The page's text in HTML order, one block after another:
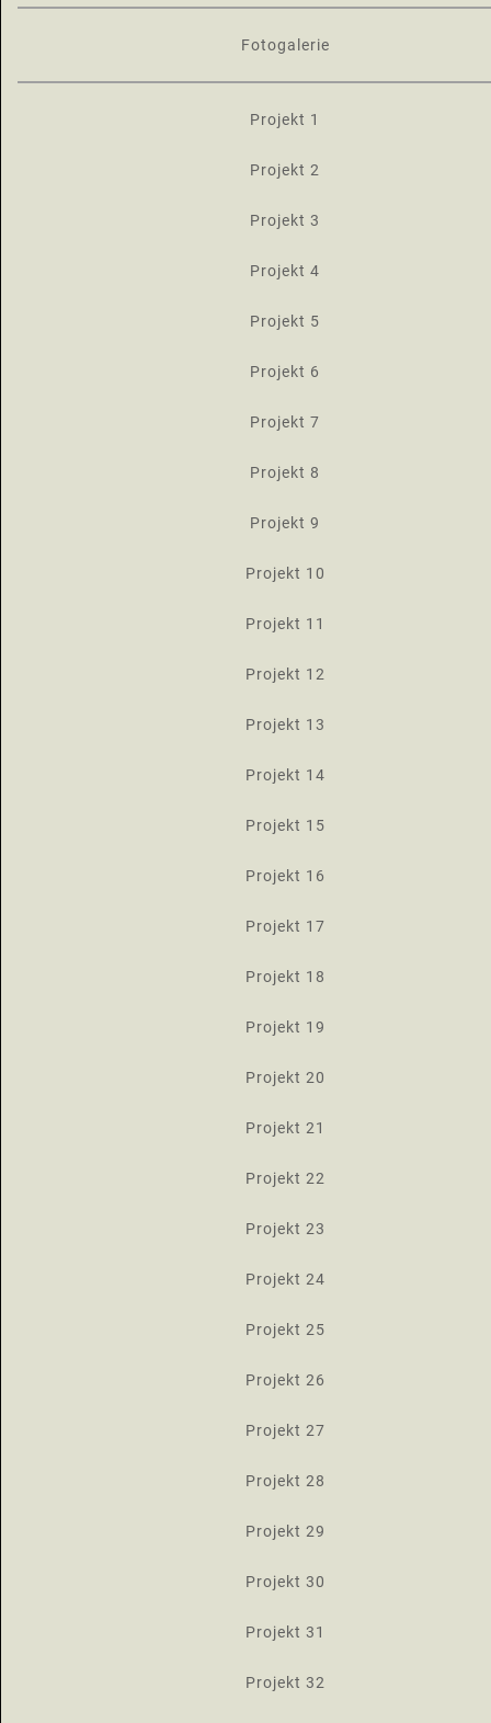
Fotogalerie
Projekt 1
Projekt 2
Projekt 3
Projekt 4
Projekt 5
Projekt 6
Projekt 7
Projekt 8
Projekt 9
Projekt 10
Projekt 11
Projekt 12
Projekt 13
Projekt 14
Projekt 15
Projekt 16
Projekt 17
Projekt 18
Projekt 19
Projekt 20
Projekt 21
Projekt 22
Projekt 23
Projekt 24
Projekt 25
Projekt 26
Projekt 27
Projekt 28
Projekt 29
Projekt 30
Projekt 31
Projekt 32